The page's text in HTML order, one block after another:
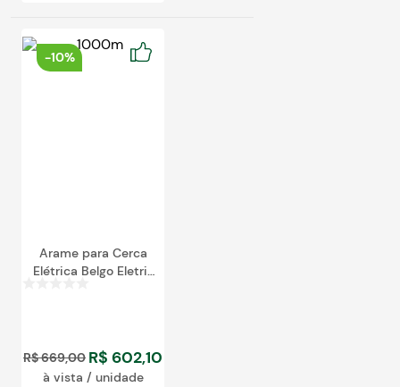
-10%
Arame para Cerca
Elétrica Belgo Eletrix
R$669,00 R$ 602,10
à vista / unidade